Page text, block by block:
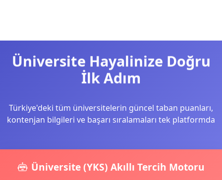
Üniversite Hayalinize Doğru
İlk Adım
Türkiye'deki tüm üniversitelerin güncel taban puanları,
kontenjan bilgileri ve başarı sıralamaları tek platformda
Üniversite (YKS) Akıllı Tercih Motoru